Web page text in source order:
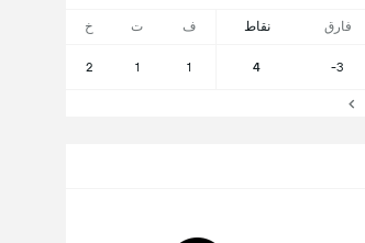
فارق نقاط ف ت خ
-3
4
1
1
2